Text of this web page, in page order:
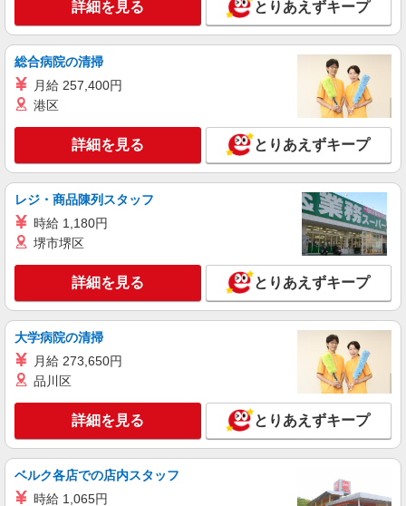
派遣社員
株式会社トラストグロース 新宿本社 第1営業部
時給：1400円〜1600円 ※資格や経験などによ
千葉県千葉市稲毛区
キープ 詳細を見る
正社員
エイジフリーハウス千葉稲毛町
介護職／サービス付き高齢者向け住宅／正社員
／夜勤は月4〜5回
月給24万7,450円〜26万9,670円 ※経験・能
力・資格等による 初任者研修 月給 24万7,450円
実務者研修 月給 25万1,160円 介護福祉士 月給 26
万3,510円 社会福祉士 月給 26万9,670円 ※一律処
遇改善加算含む ※夜勤手当6,000円/4回を含む 〇
資格手当 〇職種手当 〇業務手当 〇首都圏手当 〇
時間外勤務手当 〇夜勤手当 〇深夜勤務手当 〇休
日勤務手当 〇年末年始勤務手当
エイジフリーハウス千葉稲毛町 千葉県千葉市
詳細を見る
エイジフリーハウス千葉穴川
介護リーダー／サービス付き高齢者向け住宅／
正社員
月給28万8,200円〜34万3,750円 ※経験・能
詳細を見る とりあえずキープ
総合病院の清掃
月給 257,400円
港区
詳細を見る とりあえずキープ
レジ・商品陳列スタッフ
時給 1,180円
堺市堺区
詳細を見る とりあえずキープ
大学病院の清掃
月給 273,650円
品川区
詳細を見る とりあえずキープ
ベルク各店での店内スタッフ
時給 1,065円